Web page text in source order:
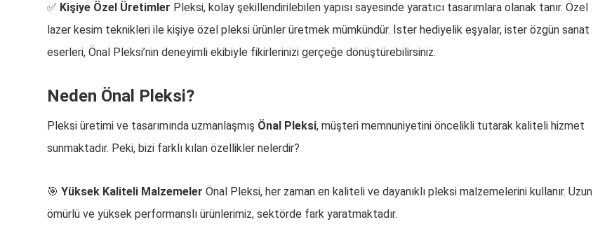
✅ Kişiye Özel Üretimler Pleksi, kolay şekillendirilebilen yapısı sayesinde yaratıcı tasarımlara olanak tanır. Özel
lazer kesim teknikleri ile kişiye özel pleksi ürünler üretmek mümkündür. İster hediyelik eşyalar, ister özgün sanat
eserleri, Önal Pleksi’nin deneyimli ekibiyle fikirlerinizi gerçeğe dönüştürebilirsiniz.
Neden Önal Pleksi?
Pleksi üretimi ve tasarımında uzmanlaşmış Önal Pleksi, müşteri memnuniyetini öncelikli tutarak kaliteli hizmet
sunmaktadır. Peki, bizi farklı kılan özellikler nelerdir?
🎯Yüksek Kaliteli Malzemeler Önal Pleksi, her zaman en kaliteli ve dayanıklı pleksi malzemelerini kullanır. Uzun
ömürlü ve yüksek performanslı ürünlerimiz, sektörde fark yaratmaktadır.